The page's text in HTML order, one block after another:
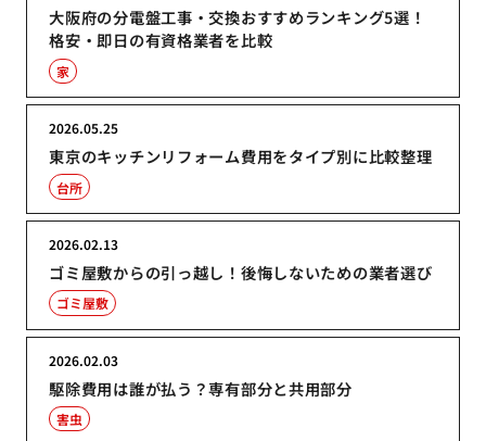
大阪府の分電盤工事・交換おすすめランキング5選！
格安・即日の有資格業者を比較
家
東京のキッチンリフォーム費用をタイプ別に比較整理
2026.05.25
台所
ゴミ屋敷からの引っ越し！後悔しないための業者選び
2026.02.13
ゴミ屋敷
駆除費用は誰が払う？専有部分と共用部分
2026.02.03
害虫